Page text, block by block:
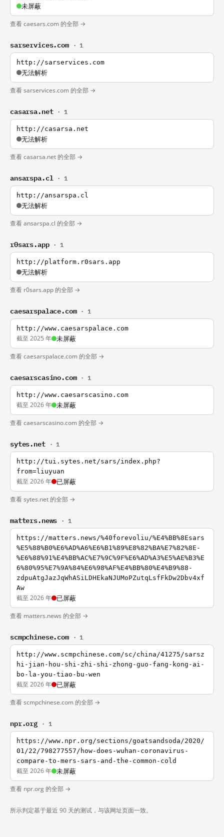
未屏蔽
查看 caesars.com 的全部 →
sarservices.com · 1
http://sarservices.com
无法解析
查看 sarservices.com 的全部 →
casarsa.net · 1
http://casarsa.net
无法解析
查看 casarsa.net 的全部 →
ansarspa.cl · 1
http://ansarspa.cl
无法解析
查看 ansarspa.cl 的全部 →
r0sars.app · 1
http://platform.r0sars.app
无法解析
查看 r0sars.app 的全部 →
caesarspalace.com · 1
http://www.caesarspalace.com
截至 2025 年 未屏蔽
查看 caesarspalace.com 的全部 →
caesarscasino.com · 1
http://www.caesarscasino.com
截至 2026 年 未屏蔽
查看 caesarscasino.com 的全部 →
sytes.net · 1
http://tui.sytes.net/sars/index.php?
from=liuyuan
截至 2026 年 已屏蔽
查看 sytes.net 的全部 →
matters.news · 1
https://matters.news/%40forevoliu/%E4%BB%8Esars
%E5%88%B0%E6%AD%A6%E6%B1%89%E8%82%BA%E7%82%8E-
%E6%88%91%E4%BB%AC%E7%9C%9F%E6%AD%A3%E5%AE%B3%E
6%80%95%E7%9A%84%E6%98%AF%E4%BB%80%E4%B9%88-
zdpuAtgJazJqWhASiLDHEkaNJUMoPZutqLsfFkDw2Dbv4xf
Aw
截至 2026 年 已屏蔽
查看 matters.news 的全部 →
scmpchinese.com · 1
http://www.scmpchinese.com/sc/china/41275/sarsz
hi-jian-hou-shi-zhi-shi-zhong-guo-fang-kong-ai-
bo-la-you-tiao-bu-wen
截至 2026 年 已屏蔽
查看 scmpchinese.com 的全部 →
npr.org · 1
https://www.npr.org/sections/goatsandsoda/2020/
01/22/798277557/how-does-wuhan-coronavirus-
compare-to-mers-sars-and-the-common-cold
截至 2026 年 未屏蔽
查看 npr.org 的全部 →
所示判定基于最近 90 天的测试，与该网址页面一致。